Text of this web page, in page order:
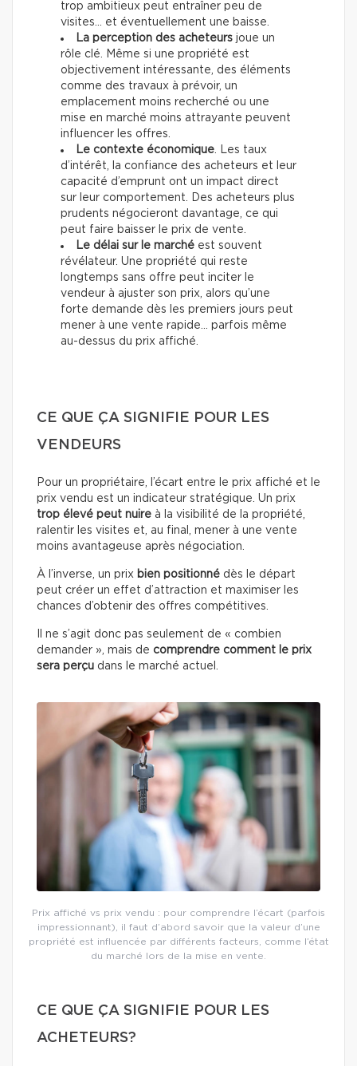
trop ambitieux peut entraîner peu de
visites… et éventuellement une baisse.
La perception des acheteurs joue un
rôle clé. Même si une propriété est
objectivement intéressante, des éléments
comme des travaux à prévoir, un
emplacement moins recherché ou une
mise en marché moins attrayante peuvent
influencer les offres.
Le contexte économique. Les taux
d’intérêt, la confiance des acheteurs et leur
capacité d’emprunt ont un impact direct
sur leur comportement. Des acheteurs plus
prudents négocieront davantage, ce qui
peut faire baisser le prix de vente.
Le délai sur le marché est souvent
révélateur. Une propriété qui reste
longtemps sans offre peut inciter le
vendeur à ajuster son prix, alors qu’une
forte demande dès les premiers jours peut
mener à une vente rapide… parfois même
au-dessus du prix affiché.
CE QUE ÇA SIGNIFIE POUR LES
VENDEURS
Pour un propriétaire, l’écart entre le prix affiché et le
prix vendu est un indicateur stratégique. Un prix
trop élevé peut nuire à la visibilité de la propriété,
ralentir les visites et, au final, mener à une vente
moins avantageuse après négociation.
À l’inverse, un prix bien positionné dès le départ
peut créer un effet d’attraction et maximiser les
chances d’obtenir des offres compétitives.
Il ne s’agit donc pas seulement de « combien
demander », mais de comprendre comment le prix
sera perçu dans le marché actuel.
Prix affiché vs prix vendu : pour comprendre l’écart (parfois
impressionnant), il faut d’abord savoir que la valeur d’une
propriété est influencée par différents facteurs, comme l’état
du marché lors de la mise en vente.
CE QUE ÇA SIGNIFIE POUR LES
ACHETEURS?